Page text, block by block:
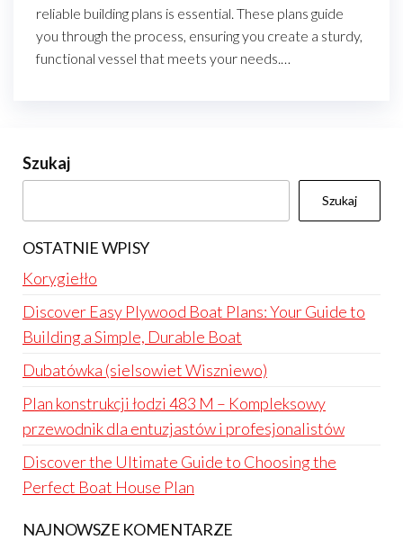
reliable building plans is essential. These plans guide
you through the process, ensuring you create a sturdy,
functional vessel that meets your needs.…
Szukaj
Szukaj
OSTATNIE WPISY
Korygiełło
Discover Easy Plywood Boat Plans: Your Guide to
Building a Simple, Durable Boat
Dubatówka (sielsowiet Wiszniewo)
Plan konstrukcji łodzi 483 M – Kompleksowy
przewodnik dla entuzjastów i profesjonalistów
Discover the Ultimate Guide to Choosing the
Perfect Boat House Plan
NAJNOWSZE KOMENTARZE